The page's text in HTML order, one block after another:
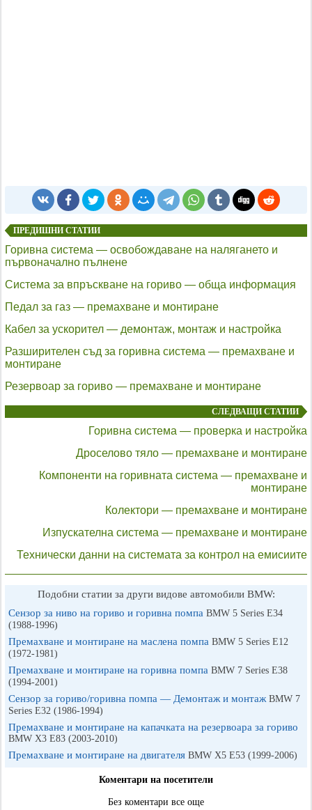
ПРЕДИШНИ СТАТИИ
Горивна система — освобождаване на налягането и
първоначално пълнене
Система за впръскване на гориво — обща информация
Педал за газ — премахване и монтиране
Кабел за ускорител — демонтаж, монтаж и настройка
Разширителен съд за горивна система — премахване и
монтиране
Резервоар за гориво — премахване и монтиране
СЛЕДВАЩИ СТАТИИ
Горивна система — проверка и настройка
Дроселово тяло — премахване и монтиране
Компоненти на горивната система — премахване и
монтиране
Колектори — премахване и монтиране
Изпускателна система — премахване и монтиране
Технически данни на системата за контрол на емисиите
Подобни статии за други видове автомобили BMW:
Сензор за ниво на гориво и горивна помпа BMW 5 Series E34
(1988-1996)
Премахване и монтиране на маслена помпа BMW 5 Series E12
(1972-1981)
Премахване и монтиране на горивна помпа BMW 7 Series E38
(1994-2001)
Сензор за гориво/горивна помпа — Демонтаж и монтаж BMW 7
Series E32 (1986-1994)
Премахване и монтиране на капачката на резервоара за гориво
BMW X3 Е83 (2003-2010)
Премахване и монтиране на двигателя BMW X5 E53 (1999-2006)
Коментари на посетители
Без коментари все още